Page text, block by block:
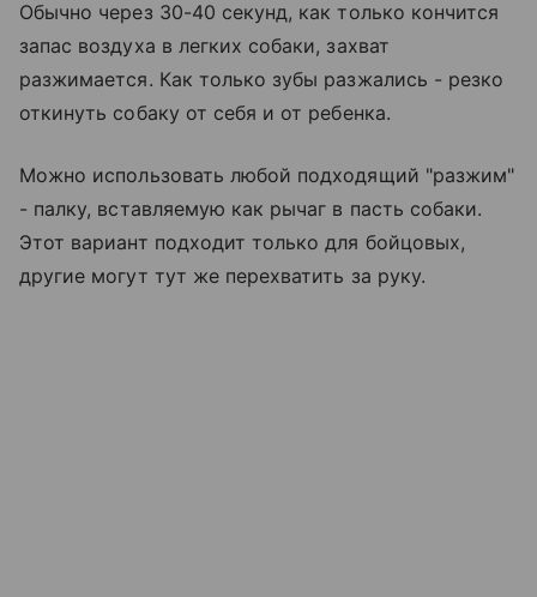
Обычно через 30-40 секунд, как только кончится
запас воздуха в легких собаки, захват
разжимается. Как только зубы разжались - резко
откинуть собаку от себя и от ребенка.
Можно использовать любой подходящий "разжим"
- палку, вставляемую как рычаг в пасть собаки.
Этот вариант подходит только для бойцовых,
другие могут тут же перехватить за руку.